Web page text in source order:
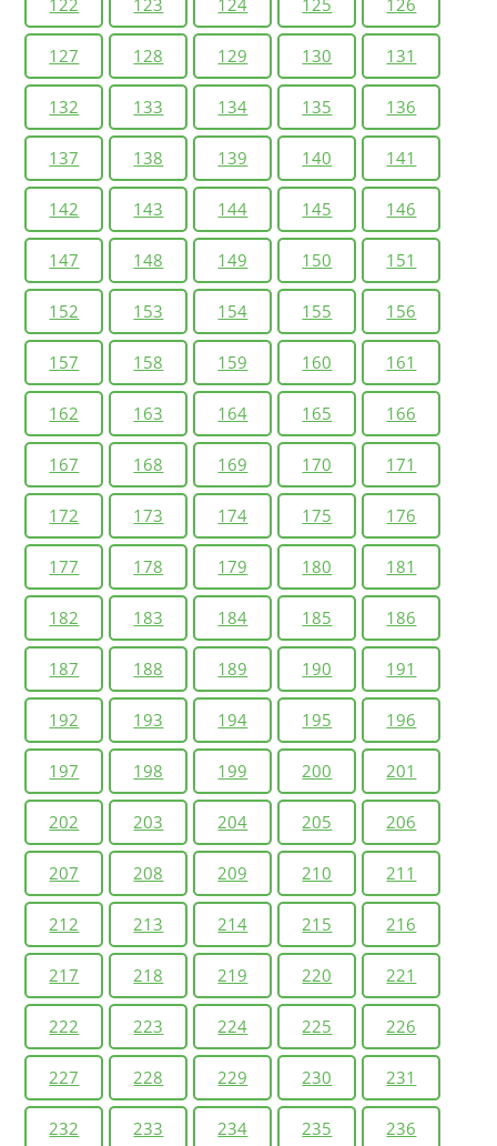
127 128 129 130 131
132 133 134 135 136
137 138 139 140 141
142 143 144 145 146
147 148 149 150 151
152 153 154 155 156
157 158 159 160 161
162 163 164 165 166
167 168 169 170 171
172 173 174 175 176
177 178 179 180 181
182 183 184 185 186
187 188 189 190 191
192 193 194 195 196
197 198 199 200 201
202 203 204 205 206
207 208 209 210 211
212 213 214 215 216
217 218 219 220 221
222 223 224 225 226
227 228 229 230 231
232 233 234 235 236